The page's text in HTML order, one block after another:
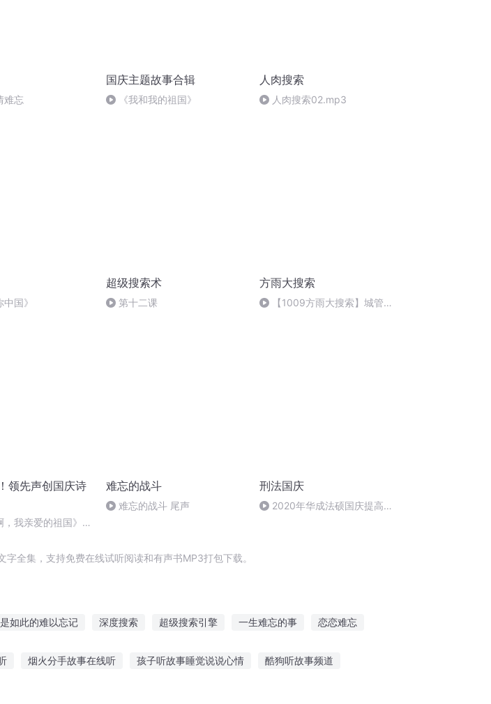
难忘
国庆主题故事合辑
《我和我的祖国》
人肉搜索
人肉搜索02.mp3
中国》
超级搜索术
第十二课
方雨大搜索
【1009方雨大搜索】城管故
领先声创国庆诗
，我亲爱的祖国》温
难忘的战斗
难忘的战斗 尾声
刑法国庆
2020年华成法硕国庆提高班
全集，支持免费在线试听阅读和有声书MP3打包下载。
如此的难以忘记 深度搜索 超级搜索引擎 一生难忘的事 恋恋难忘
烟火分手故事在线听 孩子听故事睡觉说说心情 酷狗听故事频道